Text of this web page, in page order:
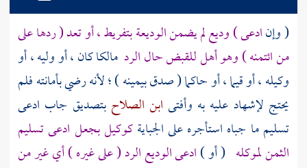
( وإنادعى ) وديع لم يضمن الوديعة بتفريط ، أو تعد ( ردها على
من ائتمنه ) وهو أهل للقبض حال الرد مالكا كان ، أو وليه ، أو
وكيله ، أو قيما ، أو حاكما ( صدق بيمينه ) ؛ لأنه رضي بأمانته فلم
يحتج لإشهاد عليه به وأفتى ابن الصلاحبتصديق جاب ادعى
تسليم ما جباه استأجره على الجبايةكوكيل بجعل ادعى تسليم
الثمن لموكله ( أو )ادعى الوديع الرد ( على غيره ) أي غير من